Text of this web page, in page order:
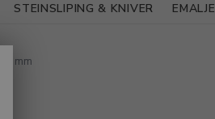
STEINSLIPING & KNIVER EMALJE
mm